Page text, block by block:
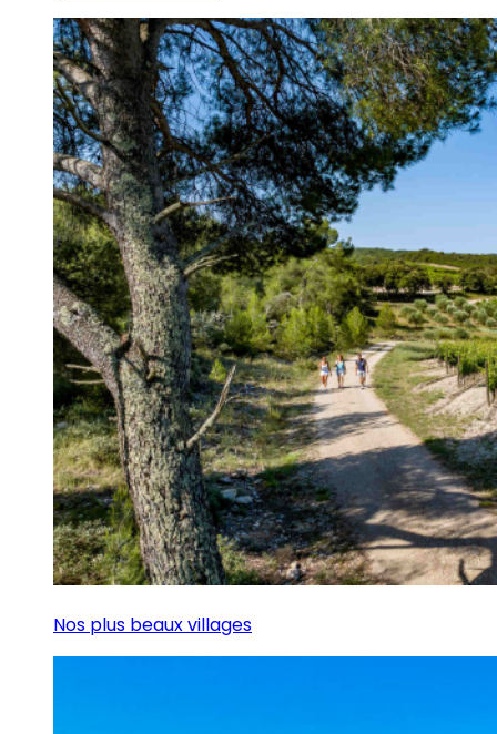
Nos plus beaux villages